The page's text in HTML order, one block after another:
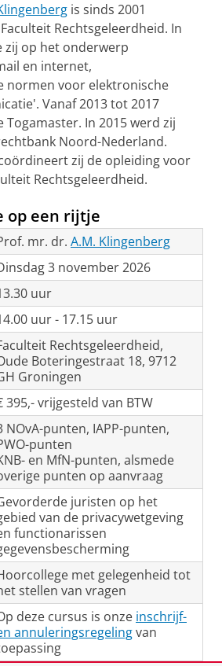
is sinds 2001
Rechtsgeleerdheid. In
zij op het onderwerp
en internet,
normen voor elektronische
Vanaf 2013 tot 2017
In 2015 werd zij
Noord-Nederland.
zij de opleiding voor
Rechtsgeleerdheid.
op een rijtje
mr. dr. A.M. Klingenberg
3 november 2026
uur
uur - 17.15 uur
Rechtsgeleerdheid,
Boteringestraat 18, 9712
Groningen
395,- vrijgesteld van BTW
NOvA-punten, IAPP-punten,
punten
en MfN-punten, alsmede
punten op aanvraag
juristen op het
van de privacywetgeving
functionarissen
met gelegenheid tot
stellen van vragen
deze cursus is onze inschrijf-
annuleringsregelingvan